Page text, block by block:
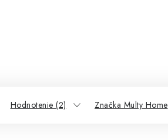
Hodnotenie (2) Značka Multy Home